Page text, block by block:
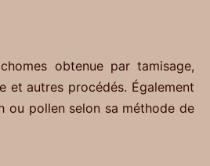
obtenue par tamisage,
et autres procédés. Également
ou pollen selon sa méthode de